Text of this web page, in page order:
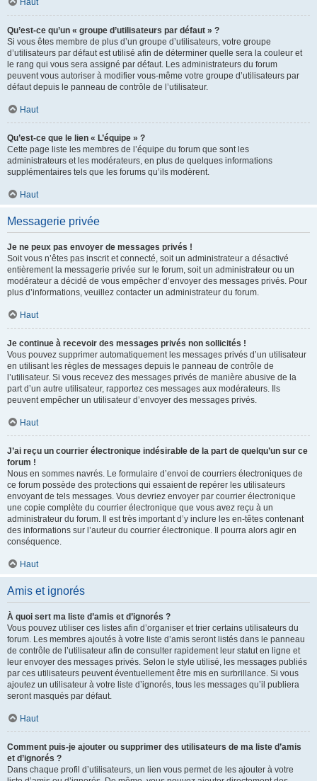
Haut
Qu’est-ce qu’un « groupe d’utilisateurs par défaut » ?
Si vous êtes membre de plus d’un groupe d’utilisateurs, votre groupe
d’utilisateurs par défaut est utilisé afin de déterminer quelle sera la couleur et
le rang qui vous sera assigné par défaut. Les administrateurs du forum
peuvent vous autoriser à modifier vous-même votre groupe d’utilisateurs par
défaut depuis le panneau de contrôle de l’utilisateur.
Haut
Qu’est-ce que le lien « L’équipe » ?
Cette page liste les membres de l’équipe du forum que sont les
administrateurs et les modérateurs, en plus de quelques informations
supplémentaires tels que les forums qu’ils modèrent.
Haut
Messagerie privée
Je ne peux pas envoyer de messages privés !
Soit vous n’êtes pas inscrit et connecté, soit un administrateur a désactivé
entièrement la messagerie privée sur le forum, soit un administrateur ou un
modérateur a décidé de vous empêcher d’envoyer des messages privés. Pour
plus d’informations, veuillez contacter un administrateur du forum.
Haut
Je continue à recevoir des messages privés non sollicités !
Vous pouvez supprimer automatiquement les messages privés d’un utilisateur
en utilisant les règles de messages depuis le panneau de contrôle de
l’utilisateur. Si vous recevez des messages privés de manière abusive de la
part d’un autre utilisateur, rapportez ces messages aux modérateurs. Ils
peuvent empêcher un utilisateur d’envoyer des messages privés.
Haut
J’ai reçu un courrier électronique indésirable de la part de quelqu’un sur ce
forum !
Nous en sommes navrés. Le formulaire d’envoi de courriers électroniques de
ce forum possède des protections qui essaient de repérer les utilisateurs
envoyant de tels messages. Vous devriez envoyer par courrier électronique
une copie complète du courrier électronique que vous avez reçu à un
administrateur du forum. Il est très important d’y inclure les en-têtes contenant
des informations sur l’auteur du courrier électronique. Il pourra alors agir en
conséquence.
Haut
Amis et ignorés
À quoi sert ma liste d’amis et d’ignorés ?
Vous pouvez utiliser ces listes afin d’organiser et trier certains utilisateurs du
forum. Les membres ajoutés à votre liste d’amis seront listés dans le panneau
de contrôle de l’utilisateur afin de consulter rapidement leur statut en ligne et
leur envoyer des messages privés. Selon le style utilisé, les messages publiés
par ces utilisateurs peuvent éventuellement être mis en surbrillance. Si vous
ajoutez un utilisateur à votre liste d’ignorés, tous les messages qu’il publiera
seront masqués par défaut.
Haut
Comment puis-je ajouter ou supprimer des utilisateurs de ma liste d’amis
et d’ignorés ?
Dans chaque profil d’utilisateurs, un lien vous permet de les ajouter à votre